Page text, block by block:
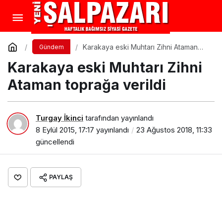
Gündem
Karakaya eski Muhtarı Zihni Ataman
Karakaya eski Muhtarı Zihni
Ataman toprağa verildi
Turgay İkinci tarafından yayınlandı
8 Eylül 2015, 17:17 yayınlandı
23 Ağustos 2018, 11:33
güncellendi
PAYLAŞ